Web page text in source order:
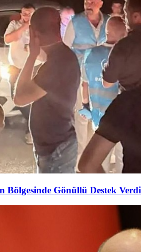
Bölgesinde Gönüllü Destek Verdi